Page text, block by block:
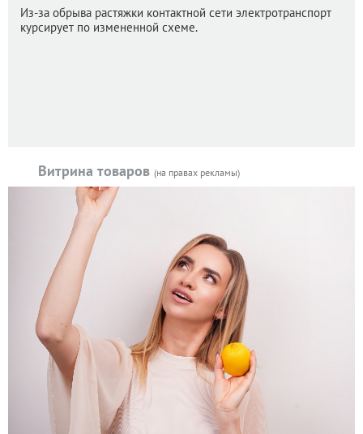
Из-за обрыва растяжки контактной сети электротранспорт
курсирует по измененной схеме.
Витрина товаров (на правах рекламы)